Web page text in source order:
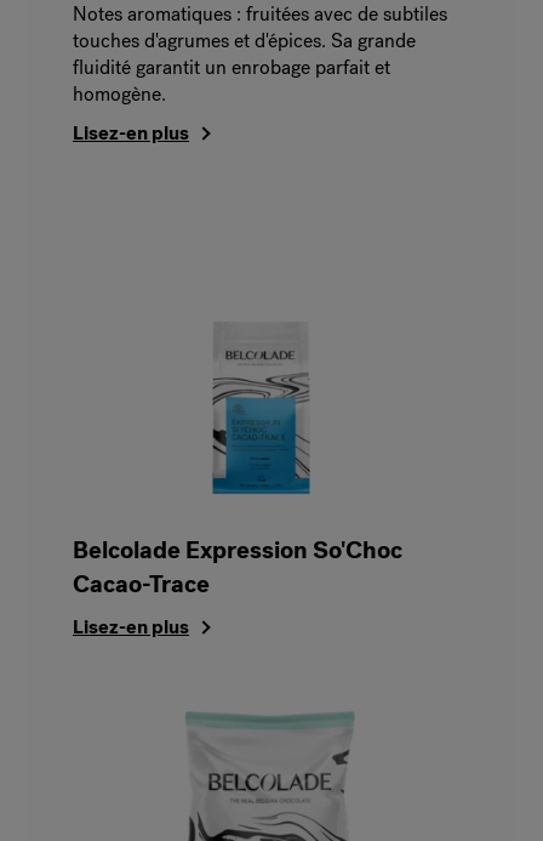
Notes aromatiques : fruitées avec de subtiles
touches d'agrumes et d'épices. Sa grande
fluidité garantit un enrobage parfait et
homogène.
Lisez-en plus
Belcolade Expression So'Choc
Cacao-Trace
Lisez-en plus